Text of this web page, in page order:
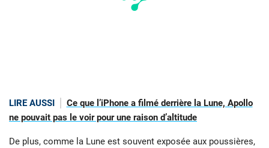
LIRE AUSSI
Ce que l’iPhone a filmé derrière la Lune, Apollo
ne pouvait pas le voir pour une raison d’altitude
De plus, comme la Lune est souvent exposée aux poussières,